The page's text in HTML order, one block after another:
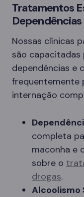
Tratamentos
Nossas clínicas
são
dependências e
frequentemente
internação
completa
maconha e
sobre o
drogas.
Alcoolismo